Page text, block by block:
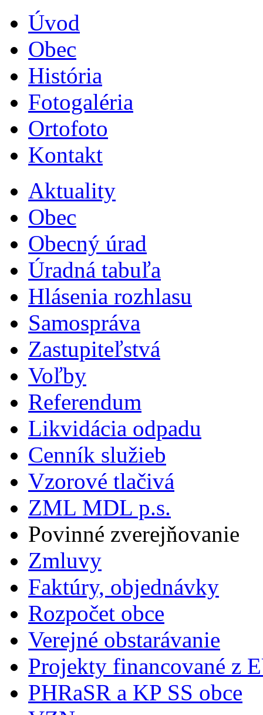
Úvod
Obec
História
Fotogaléria
Ortofoto
Kontakt
Aktuality
Obec
Obecný úrad
Úradná tabuľa
Hlásenia rozhlasu
Samospráva
Zastupiteľstvá
Voľby
Referendum
Likvidácia odpadu
Cenník služieb
Vzorové tlačivá
ZML MDL p.s.
Povinné zverejňovanie
Zmluvy
Faktúry, objednávky
Rozpočet obce
Verejné obstarávanie
Projekty financované z
PHRaSR a KP SS obce